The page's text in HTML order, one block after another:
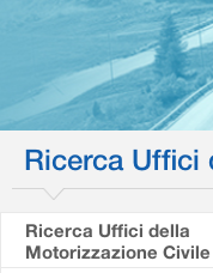
Ricerca Uffici
Ricerca Uffici della
Motorizzazione Civile